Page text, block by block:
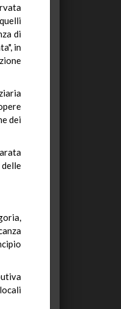
di
in
dei